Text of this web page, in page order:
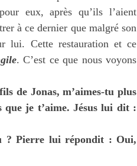
eux, après qu’ils l’aient
à ce dernier que malgré son
lui. Cette restauration et ce
. C’est ce que nous voyons
de Jonas, m’aimes-tu plus
je t’aime. Jésus lui dit :
? Pierre lui répondit : Oui,